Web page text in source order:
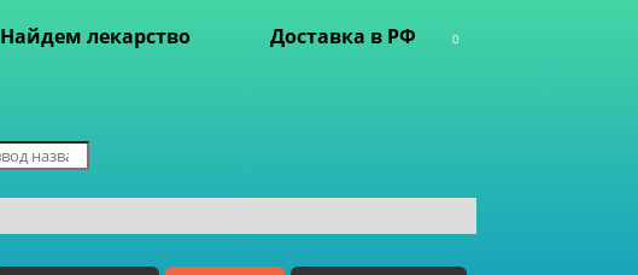
Найдем лекарство Доставка в РФ 0